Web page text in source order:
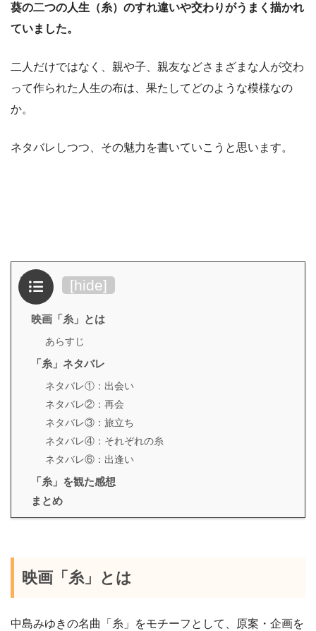
葵の二つの人生（糸）のすれ違いや交わりがうまく描かれ
ていました。
二人だけではなく、親や子、親友などさまざまな人が交わ
って作られた人生の布は、果たしてどのような模様なの
か。
ネタバレしつつ、その魅力を書いていこうと思います。
目次 [hide]
映画「糸」とは
あらすじ
「糸」ネタバレ
ネタバレ①：出会い
ネタバレ②：再会
ネタバレ③：旅立ち
ネタバレ④：それぞれの糸
ネタバレ⑥：出逢い
「糸」を観た感想
まとめ
映画「糸」とは
中島みゆきの名曲「糸」をモチーフとして、原案・企画を